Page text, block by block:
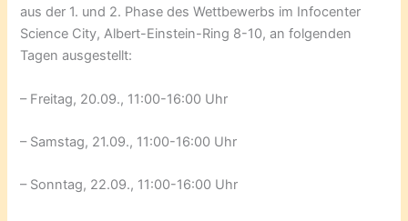
aus der 1. und 2. Phase des Wettbewerbs im Infocenter
Science City, Albert-Einstein-Ring 8-10, an folgenden
Tagen ausgestellt:
– Freitag, 20.09., 11:00-16:00 Uhr
– Samstag, 21.09., 11:00-16:00 Uhr
– Sonntag, 22.09., 11:00-16:00 Uhr